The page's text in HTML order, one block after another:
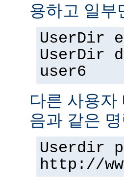
용하고 일부
UserDir
UserDir
user6
다른 사용자
음과 같은
Userdir
http://